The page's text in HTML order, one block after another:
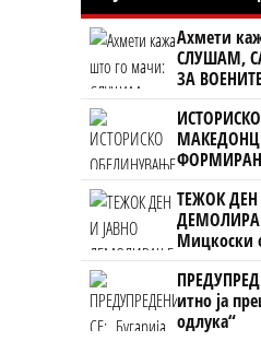
Ахмети
СЛУШАМ,
ЗА
УЧК...
ТЕЖОК ДЕН
Мицкоски
човекот
ништо,
итно ја
одлука“